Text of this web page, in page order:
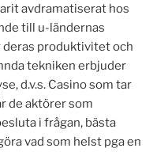
avdramatiserat hos
till u-ländernas
produktivitet och
tekniken erbjuder
d.v.s. Casino som tar
de aktörer som
i frågan, bästa
vad som helst pga en